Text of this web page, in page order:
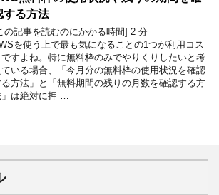
する方法
の記事を読むのにかかる時間] 2 分
を使う上で最も気になることの1つが利用コス
ですよね。特に無料枠のみでやりくりしたいと考
ている場合、「今月分の無料枠の使用状況を確認
方法」と「無料期間の残りの月数を確認する方
」は絶対に押 …